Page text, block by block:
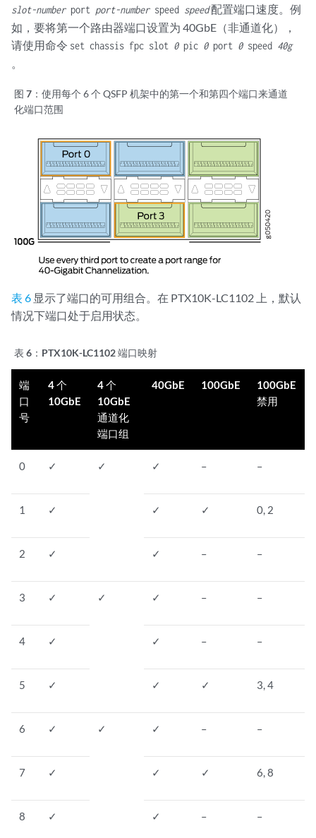
slot-numberport port-numberspeed speed配置端口速度。例
如，要将第一个路由器端口设置为 40GbE（非通道化），
请使用命令 set chassis fpc slot 0pic 0port 0speed 40g
。
图 7： 使用每个 6 个 QSFP 机架中的第一个和第四个端口来通道
化端口范围
表 6 显示了端口的可用组合。在 PTX10K-LC1102 上，默认
情况下端口处于启用状态。
表 6： PTX10K-LC1102 端口映射
端
口
号
4 个
10GbE
4 个
10GbE
通道化
端口组
40GbE 100GbE
100GbE
禁用
0 ✓ ✓ ✓ – –
1 ✓ ✓ ✓ 0, 2
2 ✓ ✓ – –
3 ✓ ✓ ✓ – –
4 ✓ ✓ – –
5 ✓ ✓ ✓ 3, 4
6 ✓ ✓ ✓ – –
7 ✓ ✓ ✓ 6, 8
8 ✓ ✓ – –